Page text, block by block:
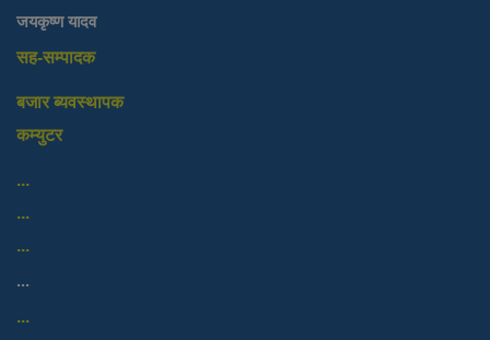
जयकृष्ण यादव
सह-सम्पादक
बजार ब्यवस्थापक
कम्युटर
...
...
...
...
...